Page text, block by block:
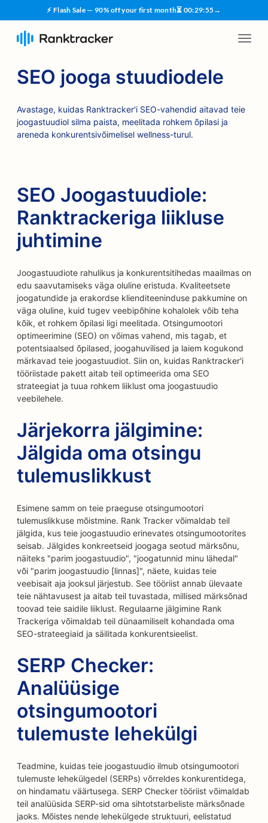
⚡ Flash Sale — 90% off your first month⏳ 00:29:55→
SEO jooga stuudiodele
Avastage, kuidas Ranktracker'i SEO-vahendid aitavad teie
joogastuudiol silma paista, meelitada rohkem õpilasi ja
areneda konkurentsivõimelisel wellness-turul.
SEO Joogastuudiole:
Ranktrackeriga liikluse
juhtimine
Joogastuudiote rahulikus ja konkurentsitihedas maailmas on
edu saavutamiseks väga oluline eristuda. Kvaliteetsete
joogatundide ja erakordse klienditeeninduse pakkumine on
väga oluline, kuid tugev veebipõhine kohalolek võib teha
kõik, et rohkem õpilasi ligi meelitada. Otsingumootori
optimeerimine (SEO) on võimas vahend, mis tagab, et
potentsiaalsed õpilased, joogahuvilised ja laiem kogukond
märkavad teie joogastuudiot. Siin on, kuidas Ranktracker'i
tööriistade pakett aitab teil optimeerida oma SEO
strateegiat ja tuua rohkem liiklust oma joogastuudio
veebilehele.
Järjekorra jälgimine:
Jälgida oma otsingu
tulemuslikkust
Esimene samm on teie praeguse otsingumootori
tulemuslikkuse mõistmine. Rank Tracker võimaldab teil
jälgida, kus teie joogastuudio erinevates otsingumootorites
seisab. Jälgides konkreetseid joogaga seotud märksõnu,
näiteks "parim joogastuudio", "joogatunnid minu lähedal"
või "parim joogastuudio [linnas]", näete, kuidas teie
veebisait aja jooksul järjestub. See tööriist annab ülevaate
teie nähtavusest ja aitab teil tuvastada, millised märksõnad
toovad teie saidile liiklust. Regulaarne jälgimine Rank
Trackeriga võimaldab teil dünaamiliselt kohandada oma
SEO-strateegiaid ja säilitada konkurentsieelist.
SERP Checker:
Analüüsige
otsingumootori
tulemuste lehekülgi
Teadmine, kuidas teie joogastuudio ilmub otsingumootori
tulemuste lehekülgedel (SERPs) võrreldes konkurentidega,
on hindamatu väärtusega. SERP Checker tööriist võimaldab
teil analüüsida SERP-sid oma sihtotstarbeliste märksõnade
jaoks. Mõistes nende lehekülgede struktuuri, eelistatud